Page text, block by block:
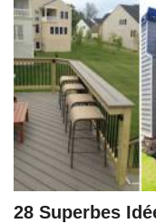
28 Superbes